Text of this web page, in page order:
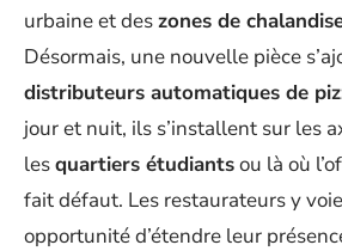
urbaine et deszones de
Désormais, une nouvelle pièce
distributeurs automatiques de
jour et nuit, ils s’installent sur les
lesquartiers étudiantsou là où
fait défaut. Les restaurateurs y
opportunité d’étendre leur